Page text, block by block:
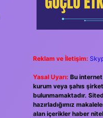
Reklam ve İletişim:
Yasal Uyarı: Bu
kurum veya şahıs
bulunmamaktadır.
hazırladığımız
alan içerikler haber